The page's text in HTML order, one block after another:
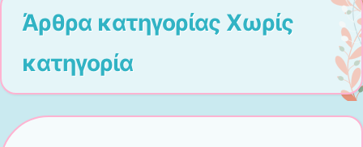
Άρθρα κατηγορίας Χωρίς
κατηγορία